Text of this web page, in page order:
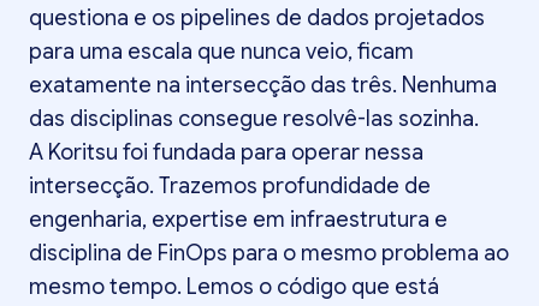
questiona e os pipelines de dados projetados
para uma escala que nunca veio, ficam
exatamente na intersecção das três. Nenhuma
das disciplinas consegue resolvê-las sozinha.
A Koritsu foi fundada para operar nessa
intersecção. Trazemos profundidade de
engenharia, expertise em infraestrutura e
disciplina de FinOps para o mesmo problema ao
mesmo tempo. Lemos o código que está